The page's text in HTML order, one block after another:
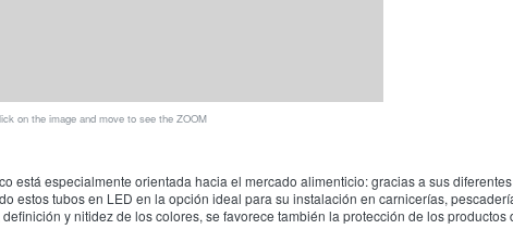
on the image and move to see the ZOOM
está especialmente orientada hacia el mercado alimenticio: gracias a sus
estos tubos en LED en la opción ideal para su instalación en carnicerías,
y nitidez de los colores, se favorece también la protección de los